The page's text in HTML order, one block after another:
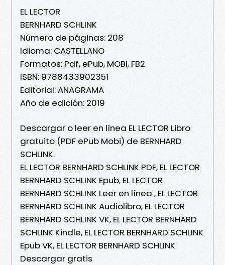
EL LECTOR
BERNHARD SCHLINK
Número de páginas: 208
Idioma: CASTELLANO
Formatos: Pdf, ePub, MOBI, FB2
ISBN: 9788433902351
Editorial: ANAGRAMA
Año de edición: 2019
Descargar o leer en línea EL LECTOR Libro
gratuito (PDF ePub Mobi) de BERNHARD
SCHLINK.
EL LECTOR BERNHARD SCHLINK PDF, EL LECTOR
BERNHARD SCHLINK Epub, EL LECTOR
BERNHARD SCHLINK Leer en línea , EL LECTOR
BERNHARD SCHLINK Audiolibro, EL LECTOR
BERNHARD SCHLINK VK, EL LECTOR BERNHARD
SCHLINK Kindle, EL LECTOR BERNHARD SCHLINK
Epub VK, EL LECTOR BERNHARD SCHLINK
Descargar gratis